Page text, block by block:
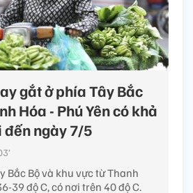
gắt ở phía Tây Bắc
Hóa - Phú Yên có khả
đến ngày 7/5
Bắc Bộ và khu vực từ Thanh
39 độ C, có nơi trên 40 độ C.